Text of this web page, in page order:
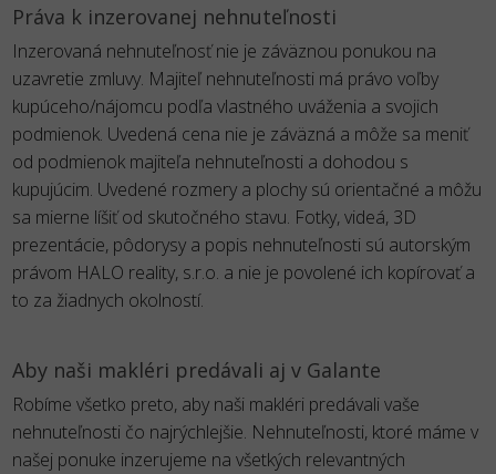
Práva k inzerovanej nehnuteľnosti
Inzerovaná nehnuteľnosť nie je záväznou ponukou na
uzavretie zmluvy. Majiteľ nehnuteľnosti má právo voľby
kupúceho/nájomcu podľa vlastného uváženia a svojich
podmienok. Uvedená cena nie je záväzná a môže sa meniť
od podmienok majiteľa nehnuteľnosti a dohodou s
kupujúcim. Uvedené rozmery a plochy sú orientačné a môžu
sa mierne líšiť od skutočného stavu. Fotky, videá, 3D
prezentácie, pôdorysy a popis nehnuteľnosti sú autorským
právom HALO reality, s.r.o. a nie je povolené ich kopírovať a
to za žiadnych okolností.
Aby naši makléri predávali aj v Galante
Robíme všetko preto, aby naši makléri predávali vaše
nehnuteľnosti čo najrýchlejšie. Nehnuteľnosti, ktoré máme v
našej ponuke inzerujeme na všetkých relevantných